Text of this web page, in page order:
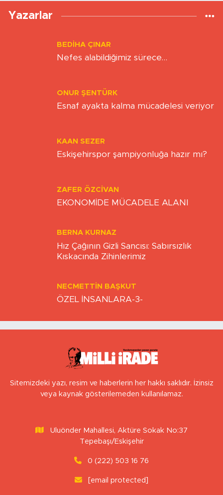
Yazarlar
BEDIHA ÇINAR
Nefes alabildiğimiz sürece…
ONUR ŞENTÜRK
Esnaf ayakta kalma mücadelesi veriyor
KAAN SEZER
Eskişehirspor şampiyonluğa hazır mı?
ZAFER ÖZCIVAN
EKONOMİDE MÜCADELE ALANI
BERNA KURNAZ
Hız Çağının Gizli Sancısı: Sabırsızlık
Kıskacında Zihinlerimiz
NECMETTIN BAŞKUT
ÖZEL İNSANLARA-3-
Sitemizdeki yazı, resim ve haberlerin her hakkı saklıdır. İzinsiz
veya kaynak gösterilemeden kullanılamaz.
Uluönder Mahallesi, Aktüre Sokak No:37
Tepebaşı/Eskişehir
0 (222) 503 16 76
[email protected]